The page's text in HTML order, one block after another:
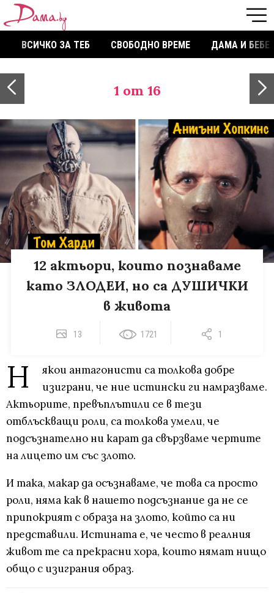
ВСИЧКО ЗА ТЕБ СВОБОДНО ВРЕМЕ ДАМА И БЕБЕ
1 от 16
12 актьори, които познаваме
като ЗЛОДЕИ, но са ДУШИЧКИ
в живота
13 1721 1
Н
якои антагонисти са толкова добре
изиграни, че ние истински ги намразваме.
Актьорите, превъплътили се в тези
отблъскващи роли, са толкова умели, че
подсъзнателно ни карат да свързваме чертите
на лицето им със злото.
И така, макар да осъзнаваме, че това са просто
роли, няма как в нашето подсъзнание да не се
припокрият с образа на злото, който са ни
представили. Истината е, че често в реалния
живот те са прекрасни хора, които нямат нищо
общо с изиграния образ.